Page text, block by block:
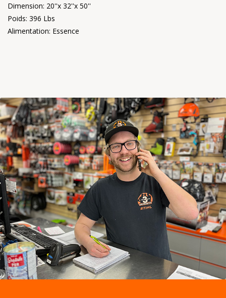
Dimension: 20''x 32''x 50''
Poids: 396 Lbs
Alimentation: Essence